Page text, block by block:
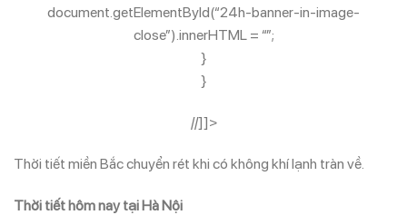
document.getElementById(“24h-banner-in-image-
close”).innerHTML = “”;
}
}
//]]>
Thời tiết miền Bắc chuyển rét khi có không khí lạnh tràn về.
Thời tiết hôm nay tại Hà Nội